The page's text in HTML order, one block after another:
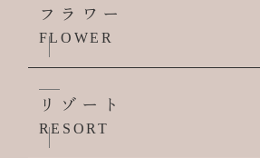
フラワー
FLOWER
リゾート
RESORT